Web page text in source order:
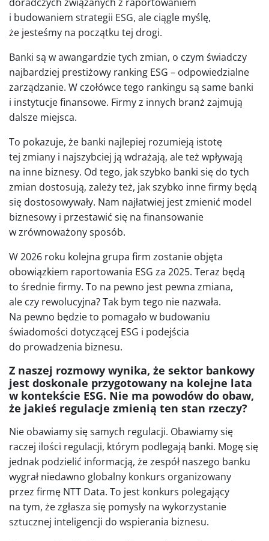
i budowaniem strategii ESG, ale ciągle myślę,
że jesteśmy na początku tej drogi.
Banki są w awangardzie tych zmian, o czym świadczy
najbardziej prestiżowy ranking ESG – odpowiedzialne
zarządzanie. W czołówce tego rankingu są same banki
i instytucje finansowe. Firmy z innych branż zajmują
dalsze miejsca.
To pokazuje, że banki najlepiej rozumieją istotę
tej zmiany i najszybciej ją wdrażają, ale też wpływają
na inne biznesy. Od tego, jak szybko banki się do tych
zmian dostosują, zależy też, jak szybko inne firmy będą
się dostosowywały. Nam najłatwiej jest zmienić model
biznesowy i przestawić się na finansowanie
w zrównoważony sposób.
W 2026 roku kolejna grupa firm zostanie objęta
obowiązkiem raportowania ESG za 2025. Teraz będą
to średnie firmy. To na pewno jest pewna zmiana,
ale czy rewolucyjna? Tak bym tego nie nazwała.
Na pewno będzie to pomagało w budowaniu
świadomości dotyczącej ESG i podejścia
do prowadzenia biznesu.
Z naszej rozmowy wynika, że sektor bankowy
jest doskonale przygotowany na kolejne lata
w kontekście ESG. Nie ma powodów do obaw,
że jakieś regulacje zmienią ten stan rzeczy?
Nie obawiamy się samych regulacji. Obawiamy się
raczej ilości regulacji, którym podlegają banki. Mogę się
jednak podzielić informacją, że zespół naszego banku
wygrał niedawno globalny konkurs organizowany
przez firmę NTT Data. To jest konkurs polegający
na tym, że zgłasza się pomysły na wykorzystanie
sztucznej inteligencji do wspierania biznesu.